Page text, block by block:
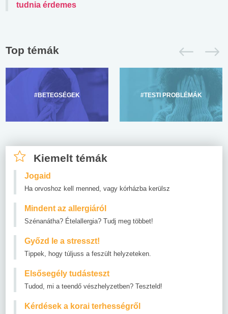
tudnia érdemes
Top témák
#BETEGSÉGEK #TESTI PROBLÉMÁK
Kiemelt témák
Jogaid
Ha orvoshoz kell menned, vagy kórházba kerülsz
Mindent az allergiáról
Szénanátha? Ételallergia? Tudj meg többet!
Győzd le a stresszt!
Tippek, hogy túljuss a feszült helyzeteken.
Elsősegély tudásteszt
Tudod, mi a teendő vészhelyzetben? Teszteld!
Kérdések a korai terhességről